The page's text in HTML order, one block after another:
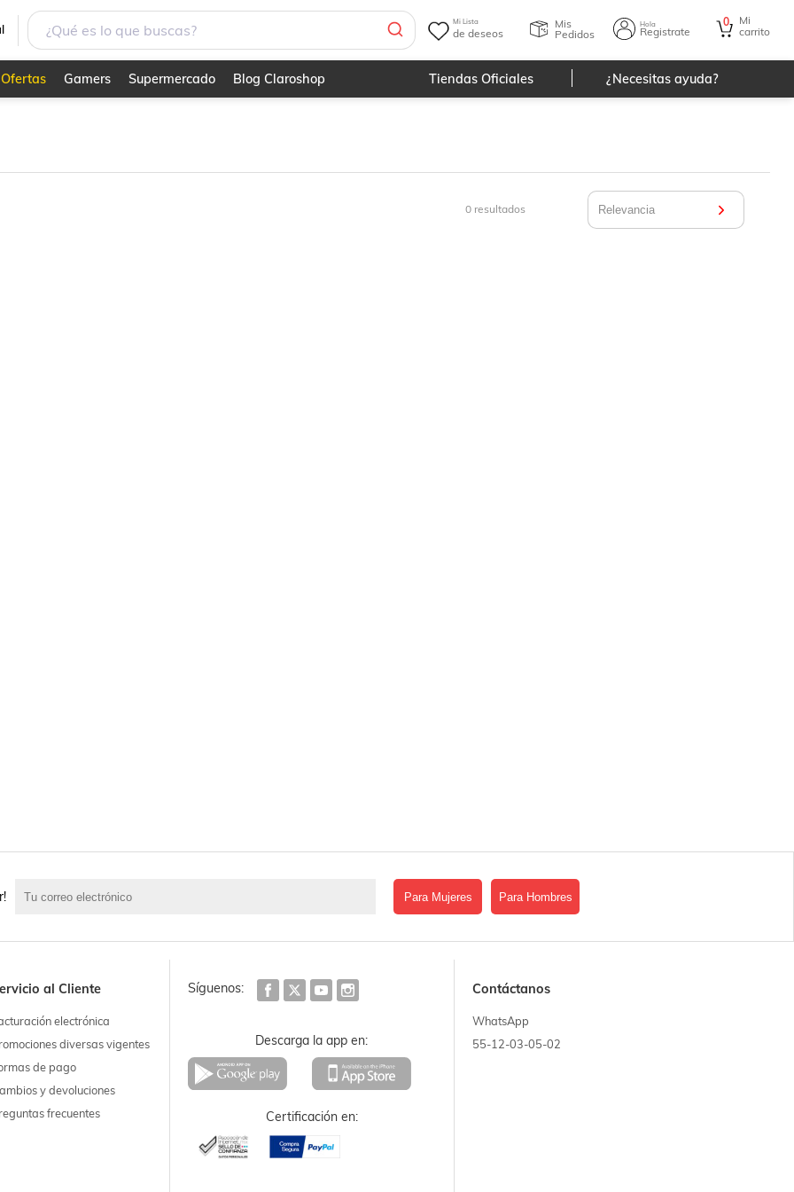
Mi Lista
de deseos
Mis
Pedidos
Hola
Registrate
0
Mi
carrito
Ofertas Gamers Supermercado Blog Claroshop Tiendas Oficiales ¿Necesitas ayuda?
0resultados
Para Mujeres Para Hombres
al Cliente
electrónica
diversas vigentes
de pago
y devoluciones
frecuentes
Síguenos:
Descarga la app en:
Certificación en:
Contáctanos
WhatsApp
55-12-03-05-02